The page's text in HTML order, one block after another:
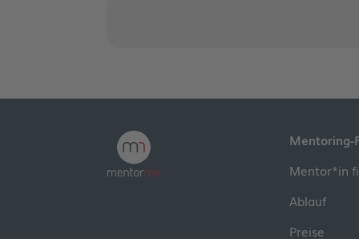
Mentoring-
Mentor*in
Ablauf
Preise